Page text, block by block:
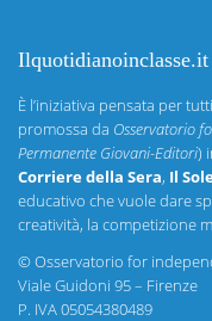
Ilquotidianoinclasse.it
È l’iniziativa pensata per
promossa da Osservatorio
Permanente Giovani-Editori)
Corriere della Sera, Il
educativo che vuole dare
creatività, la competizione
©Osservatorio for
Viale Guidoni 95 – Firenze
P. IVA 05054380489